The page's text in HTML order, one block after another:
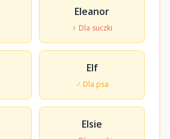
Eleanor
♀ Dla suczki
Elf
♂ Dla psa
Elsie